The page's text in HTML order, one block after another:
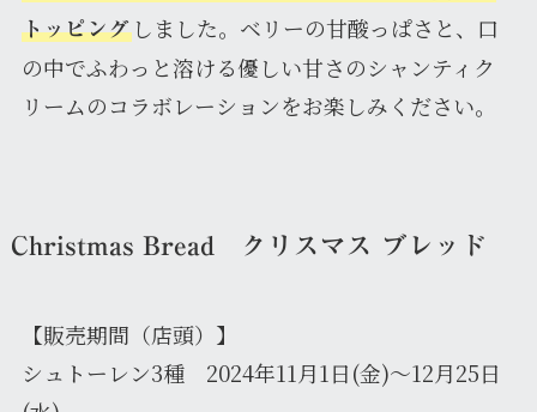
トッピングしました。ベリーの甘酸っぱさと、口
の中でふわっと溶ける優しい甘さのシャンティク
リームのコラボレーションをお楽しみください。
Christmas Bread クリスマス ブレッド
【販売期間（店頭）】
シュトーレン3種 2024年11月1日(金)～12月25日